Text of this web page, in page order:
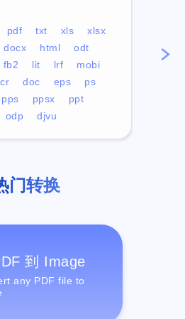
pdf txt xls
xlsx
docx html
odt
fb2 lit lrf
mobi
doc eps
ps
pps ppsx
ppt
odp djvu
mp4
门转换
到 Image
any PDF file to